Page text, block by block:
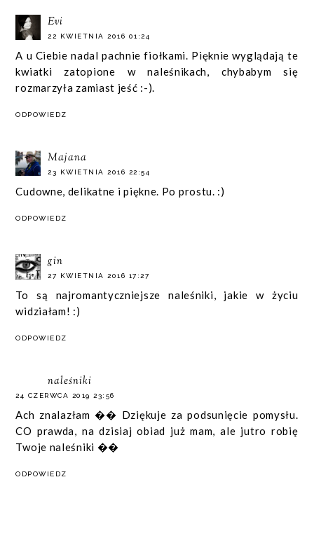
Evi
22 KWIETNIA 2016 01:24
A u Ciebie nadal pachnie fiołkami. Pięknie wyglądają te
kwiatki zatopione w naleśnikach, chybabym się
rozmarzyła zamiast jeść :-).
ODPOWIEDZ
Majana
23 KWIETNIA 2016 22:54
Cudowne, delikatne i piękne. Po prostu. :)
ODPOWIEDZ
gin
27 KWIETNIA 2016 17:27
To są najromantyczniejsze naleśniki, jakie w życiu
widziałam! :)
ODPOWIEDZ
naleśniki
24 CZERWCA 2019 23:56
Ach znalazłam �� Dziękuje za podsunięcie pomysłu.
CO prawda, na dzisiaj obiad już mam, ale jutro robię
Twoje naleśniki ��
ODPOWIEDZ